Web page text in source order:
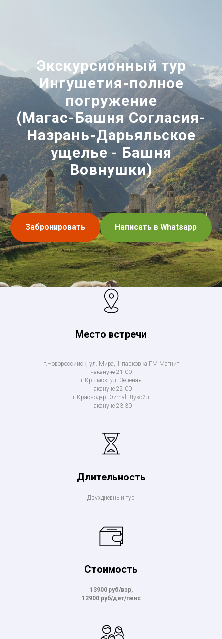
Экскурсионный тур
Ингушетия-полное
погружение
(Магас-Башня Согласия-
Назрань-Дарьяльское
ущелье - Башня
Вовнушки)
Забронировать Написать в Whatsapp
Место встречи
г.Новороссийск, ул. Мира, 1 парковка ГМ Магнит
накануне 21.00
г.Крымск, ул. Зелёная
накануне 22.00
г.Краснодар, Ozmall Лукойл
накануне 23.30
Длительность
Двухдневный тур
Стоимость
13900 руб/взр,
12900 руб/дет/пенс